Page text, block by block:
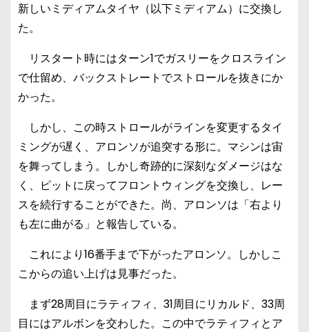
新しいミディアムタイヤ（以下ミディアム）に交換し
た。
リスタート時にはターン1でガスリーをクロスライン
で仕留め、バックストレートでストロールを抜きにか
かった。
しかし、この時ストロールがラインを変更するタイ
ミングが遅く、アロンソが追突する形に。マシンは宙
を舞ってしまう。しかし奇跡的に深刻なダメージはな
く、ピットに戻ってフロントウィングを交換し、レー
スを続行することができた。尚、アロンソは「右より
も左に曲がる」と報告している。
これにより16番手まで下がったアロンソ。しかしこ
こからの追い上げは見事だった。
まず28周目にラティフィ、31周目にリカルド、33周
目にはアルボンを交わした。この中でラティフィとア